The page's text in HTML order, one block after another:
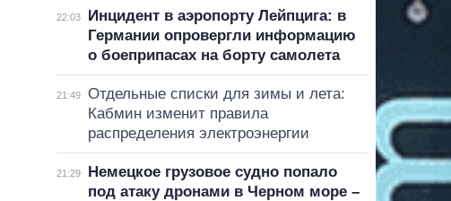
22:03
Инцидент в аэропорту Лейпцига: в
Германии опровергли информацию
о боеприпасах на борту самолета
21:49
Отдельные списки для зимы и лета:
Кабмин изменит правила
распределения электроэнергии
21:29
Немецкое грузовое судно попало
под атаку дронами в Черном море –